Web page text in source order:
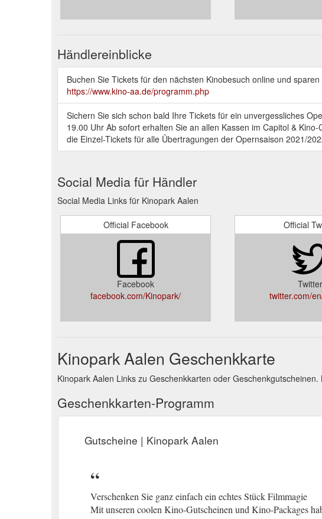
Händlereinblicke
Buchen Sie Tickets für den nächsten Kinobesuch online und
https://www.kino-aa.de/programm.php
Sichern Sie sich schon bald Ihre Tickets für ein unvergessliches
19.00 Uhr Ab sofort erhalten Sie an allen Kassen im Capitol &
die Einzel-Tickets für alle Übertragungen der Opernsaison 2021/
Social Media für Händler
Social Media Links für Kinopark Aalen
Official Facebook
Facebook
facebook.com/Kinopark/
Official
Twitter
twitter.com/
Kinopark Aalen Geschenkkarte
Kinopark Aalen Links zu Geschenkkarten oder
Geschenkkarten-Programm
Gutscheine | Kinopark Aalen
Verschenken Sie ganz einfach ein echtes Stück Filmmagie
Mit unseren coolen Kino-Gutscheinen und Kino-Packages